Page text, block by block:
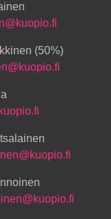
(50%)